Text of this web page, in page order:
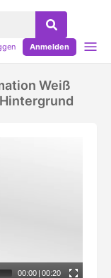
Anmelden
Weiß
00:00 | 00:20